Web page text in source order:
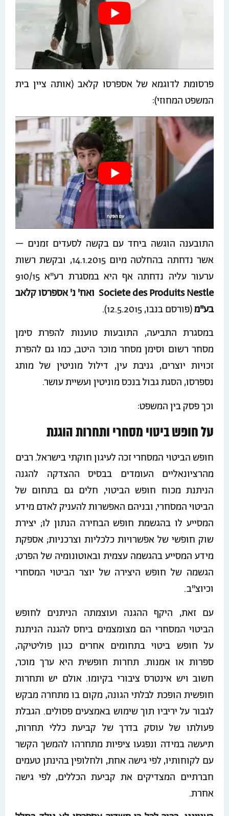
פרסומת לדוגמא של אספרסו קלאב (אותה ציין בית
המשפט המחוזי):
התובענה הוגשה ביחד עם בקשה לסעדים זמנים –
אשר נדחתה בהחלטה מיום 14.1.2015, ובקשת רשות
ערעור עליה נדחתה אף היא במסגרת רע"א 910/15
Societe des Produits Nestle ואח' נ' אספרסו קלאב
בע"מ(פורסם בנבו, 12.5.2015).
במסגרת התביעה, התובעות טוענות להפרת סימן
מסחר רשום וסימן מסחר מוכר היטב, כמו גם להפרת
זכויות יוצרים, גניבת עין, דילול מוניטין של מותג
נספרסו, הסגת גבול בנכס מוניטין ועשיית עושר.
וכך פסק בין המשפט:
על חופש ביטוי מסחרי ותחרות הוגנת
חופש הביטוי המסחרי זכה לעיגון חוקתי בישראל. רבים
מהרציונאליים העומדים בבסיס ההצדקה להגנה
הניתנת מכוח חופש הביטוי, חלים גם בתחום של
הביטוי המסחרי, ובניהם האפשרות להעניק לאדם מידע
המסייע לו בהגשמת חופש הבחירה הנתון לו; יצירת
שוק חופשי של אפשרויות כלכליות וצרכניות; אספקת
מידע המסייע בהגשמה עצמית ובאוטונומיה של הפרט;
הגשמה של חופש היצירה של יוצר הביטוי המסחרי
וכיוצ"ב.
עם זאת, היקף ההגנה ועוצמתה הניתנים לחופש
הביטוי המסחרי הם מצומצמים ביחס להגנה הניתנת
על חופש ביטוי בתחומים אחרים כגון פוליטיקה,
ספרות או אמנות. תחרות חופשית היא ערך מוכר,
חשוב ויש אינטרס ציבורי בקיומו. אולם יש ותחרות
חופשית הופכת לבלתי הגונה, מקום בו מתחרה מבקש
לגבור על יריביו תוך שימוש באמצעים פסולים. הגבלת
פעולתו של עוסק בדרך של קביעת כללי תחרות,
תיעשה במידה ונפגעו ציפיות מתחרהו להמשך הקשר
עם לקוחותיו, לפי גישה אחת, ולחלופין בהינתן טעמים
חברתיים המצדיקים את קביעת הכללים, לפי גישה
אחרת.